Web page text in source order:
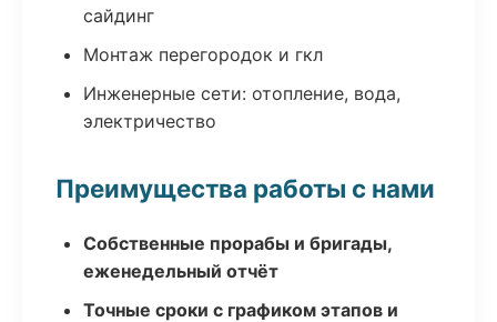
сайдинг
Монтаж перегородок и гкл
Инженерные сети: отопление, вода,
электричество
Преимущества работы с нами
Собственные прорабы и бригады,
еженедельный отчёт
Точные сроки с графиком этапов и